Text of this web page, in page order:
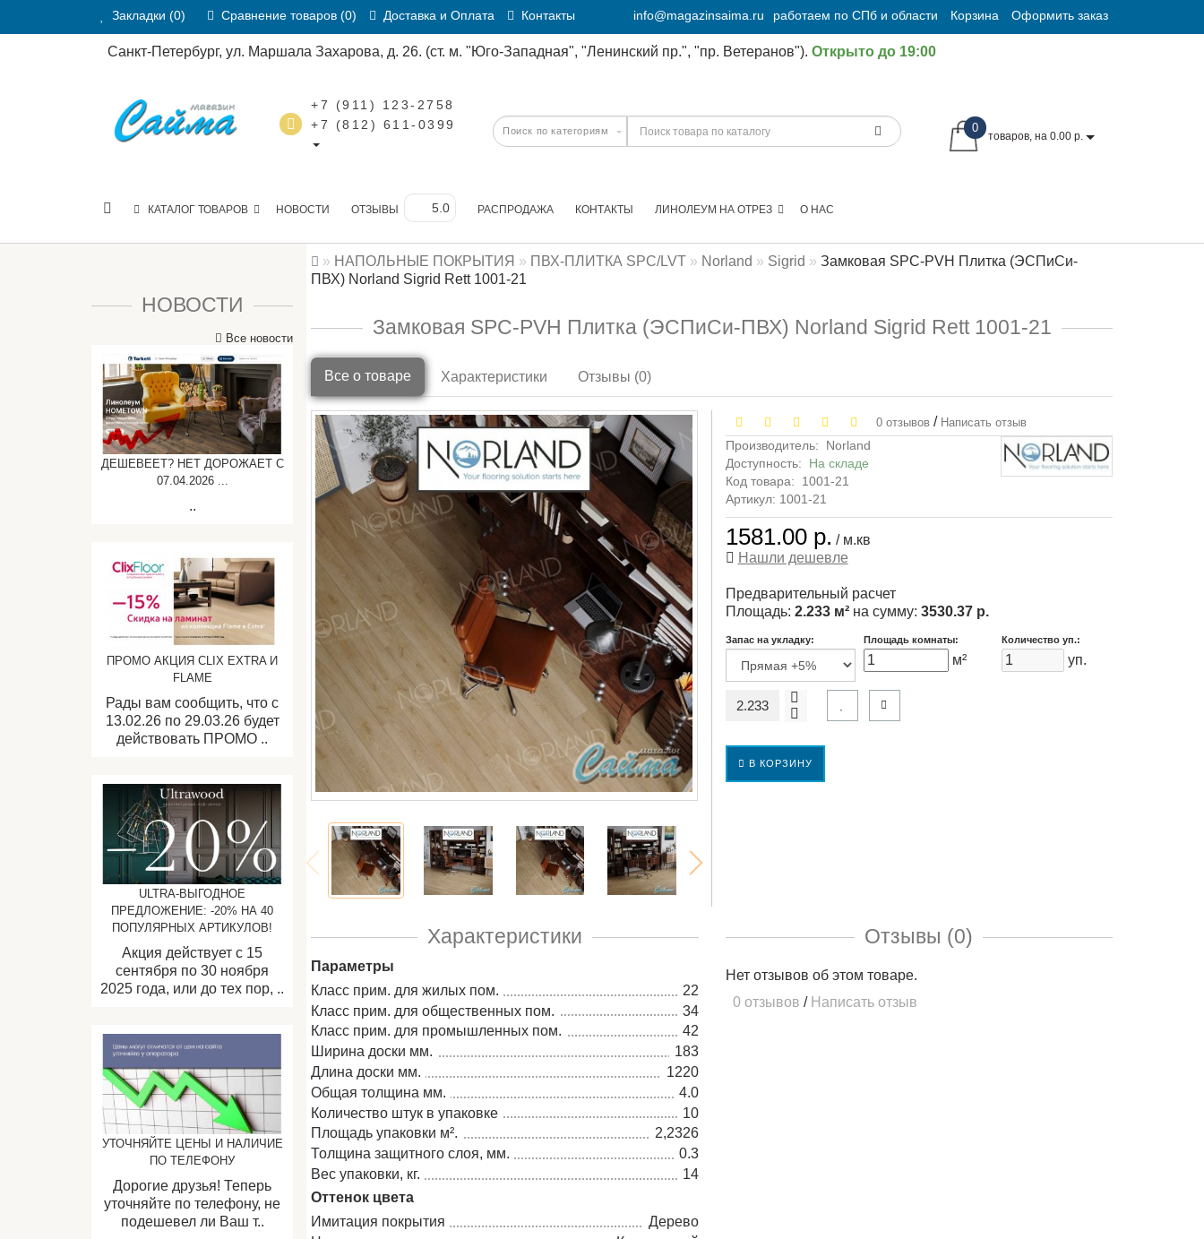
Закладки (0) Сравнение товаров (0) Доставка и Оплата Контакты info@magazinsaima.ru работаем по СПб и области Корзина Оформить заказ
Санкт-Петербург, ул. Маршала Захарова, д. 26. (ст. м. "Юго-Западная", "Ленинский пр.", "пр. Ветеранов"). Открыто до 19:00
+7 (911) 123-2758
+7 (812) 611-0399
0
товаров, на 0.00 р.
КАТАЛОГ ТОВАРОВ НОВОСТИ ОТЗЫВЫ РАСПРОДАЖА КОНТАКТЫ О НАС
ЛИНОЛЕУМ НА ОТРЕЗ
НОВОСТИ
Все новости
ДЕШЕВЕЕТ? НЕТ ДОРОЖАЕТ C
07.04.2026 ...
..
ПРОМО АКЦИЯ CLIX EXTRA И
FLAME
Рады вам сообщить, что с
13.02.26 по 29.03.26 будет
действовать ПРОМО ..
ULTRA-ВЫГОДНОЕ
ПРЕДЛОЖЕНИЕ: -20% НА 40
ПОПУЛЯРНЫХ АРТИКУЛОВ!
Акция действует с 15
сентября по 30 ноября
2025 года, или до тех пор, ..
УТОЧНЯЙТЕ ЦЕНЫ И НАЛИЧИЕ
ПО ТЕЛЕФОНУ
Дорогие друзья! Теперь
уточняйте по телефону, не
подешевел ли Ваш т..
НАПОЛЬНЫЕ ПОКРЫТИЯ ПВХ-ПЛИТКА SPC/LVT Norland Sigrid
Замковая SPC-PVH Плитка (ЭСПиСи-
ПВХ) Norland Sigrid Rett 1001-21
Замковая SPC-PVH Плитка (ЭСПиСи-ПВХ) Norland Sigrid Rett 1001-21
Все о товаре Характеристики Отзывы (0)
0 отзывов / Написать отзыв
Производитель:
Norland
Доступность: На складе
Код товара:
1001-21
Артикул: 1001-21
1581.00 р. / м.кв
Нашли дешевле
Предварительный расчет
Площадь: 2.233 м²на сумму: 3530.37 р.
Запас на укладку: Площадь комнаты:
м²
Количество уп.:
уп.
В КОРЗИНУ
Характеристики
Параметры
Класс прим. для жилых пом.
22
Класс прим. для общественных пом.
34
Класс прим. для промышленных пом.
42
Ширина доски мм.
183
Длина доски мм.
1220
Общая толщина мм.
4.0
Количество штук в упаковке
10
Площадь упаковки м².
2,2326
Толщина защитного слоя, мм.
0.3
Вес упаковки, кг.
14
Оттенок цвета
Имитация покрытия
Дерево
Отзывы (0)
Нет отзывов об этом товаре.
0 отзывов / Написать отзыв